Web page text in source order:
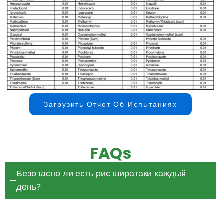
Загрузить Отчет Об Испытаниях
FAQs
Безопасно ли есть рис ширатаки каждый
день?